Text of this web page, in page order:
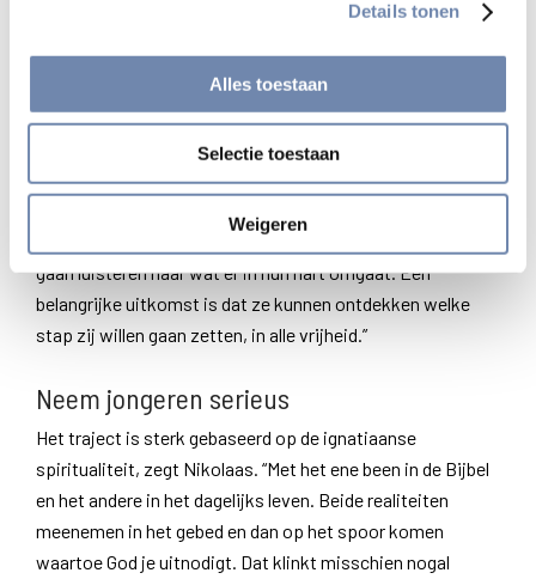
Details tonen
Alles toestaan
Selectie toestaan
Weigeren
Jezuïet Nikolaas Sintobin was nauw betrokken bij het
maken van dit traject. Hij schreef verschillende
meditaties, is te gast in de bijbehorende podcast en dacht
de verschillende etappes van het traject uit. “Het is een
mooi instrument geworden. Voor sommige jongeren zal
misschien ook. Het vraagt van hen dat ze stil worden en
gaan luisteren naar wat er in hun hart omgaat. Een
belangrijke uitkomst is dat ze kunnen ontdekken welke
stap zij willen gaan zetten, in alle vrijheid.”
Neem jongeren serieus
Het traject is sterk gebaseerd op de ignatiaanse
spiritualiteit, zegt Nikolaas. “Met het ene been in de Bijbel
en het andere in het dagelijks leven. Beide realiteiten
meenemen in het gebed en dan op het spoor komen
waartoe God je uitnodigt. Dat klinkt misschien nogal